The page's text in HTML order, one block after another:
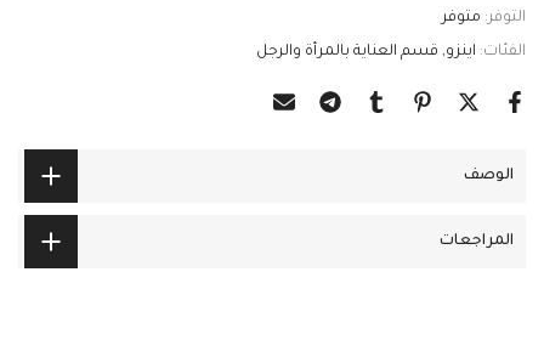
التوفر: متوفر
الفئات: اينزو قسم العناية بالمرأة والرجل
الوصف
المراجعات